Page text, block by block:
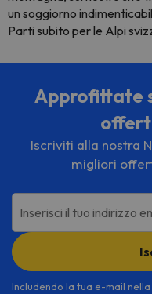
un soggiorno
Parti subito per le Alpi
Approfittate
Iscriviti alla nostra
migliori
Inserisci il tuo indirizzo
Includendo la tua e-mail